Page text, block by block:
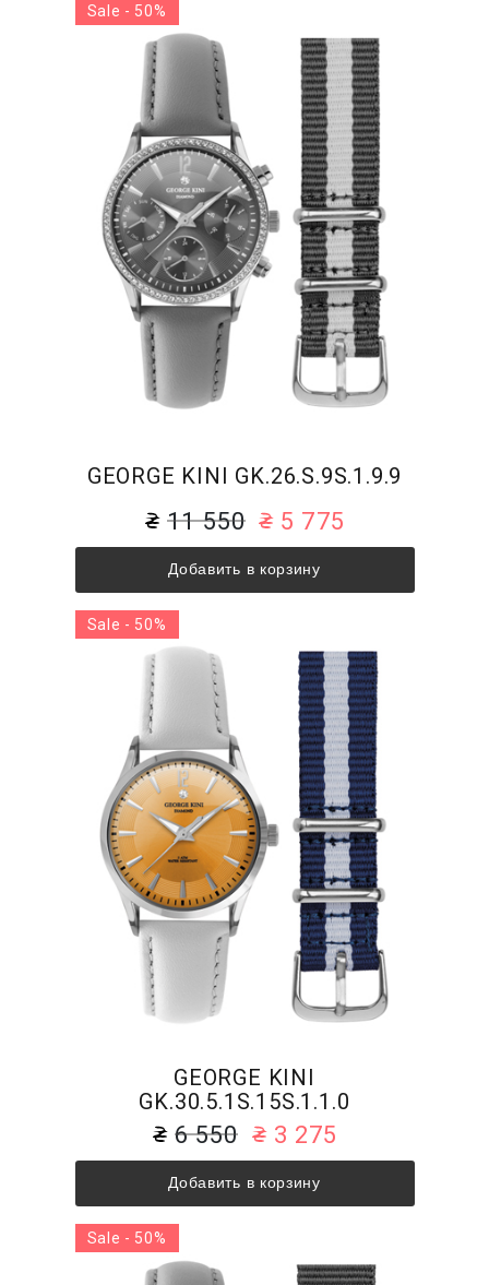
GEORGE KINI GK.26.S.9S.1.9.9
11 550 5 775
Добавить в корзину
Sale - 50%
GEORGE KINI
GK.30.5.1S.15S.1.1.0
6 550 3 275
Добавить в корзину
Sale - 50%
Sale - 50%